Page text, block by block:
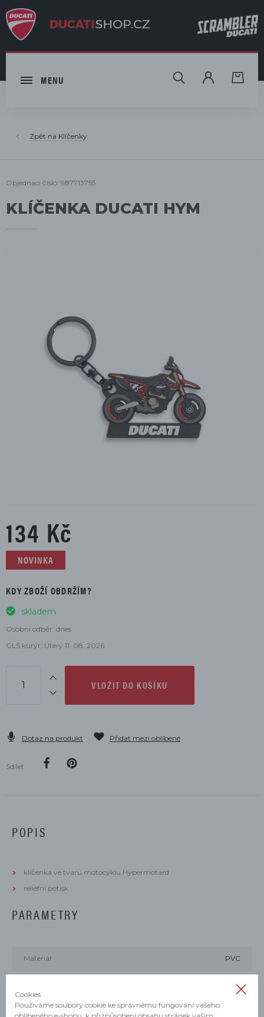
MENU HLEDAT
Klíčenky
Objednací číslo: 987713755
KLÍČENKA DUCATI HYM
134 Kč
NOVINKA
KDY ZBOŽÍ OBDRŽÍM?
skladem
Osobní odběr: dnes
GLS kurýr: Úterý 11. 08. 2026
VLOŽIT DO KOŠÍKU
Dotaz na produkt Přidat mezi oblíbené
Sdílet
POPIS
klíčenka ve tvaru motocyklu Hypermotard
reliéfní potisk
PARAMETRY
Materiál: PVC
Cookies
Používáme soubory cookie ke správnému fungování vašeho